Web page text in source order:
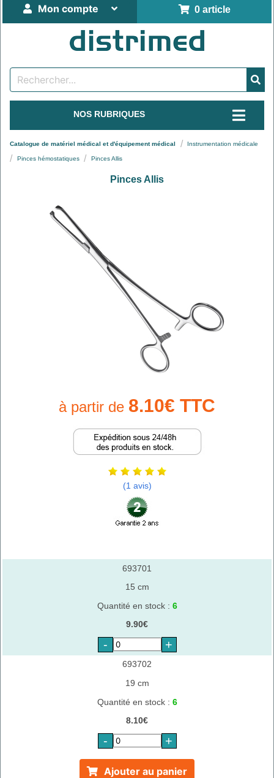
0 article
Mon compte
NOS RUBRIQUES
Catalogue de matériel médical et d'équipement médical Instrumentation médicale
Pinces hémostatiques Pinces Allis
Pinces Allis
à partir de 8.10€ TTC
(1 avis)
693701
15 cm
Quantité en stock : 6
9.90€
- +
693702
19 cm
Quantité en stock : 6
8.10€
- +
Ajouter au panier